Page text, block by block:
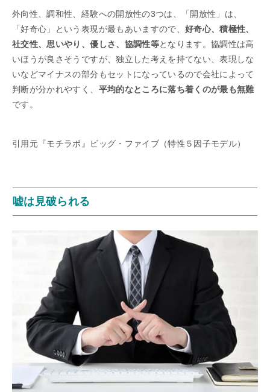
外向性、調和性、経験への開放性の3つは、「開放性」は、
「好奇心」という表現が最もあいますので、 好奇心、積極性、
社交性、思いやり、優しさ、協調性等となります。協調性は高
いほうが良さそうですが、独立した考えを持てない、表現しな
いなどマイナスの部分もセットになっているので会社によって
判断が分かれやすく、 平均的なところに落ち着くのが最も無難
です。
引用元『モチラボ』ビッグ・ファイブ（特性５因子モデル）
嘘は見破られる